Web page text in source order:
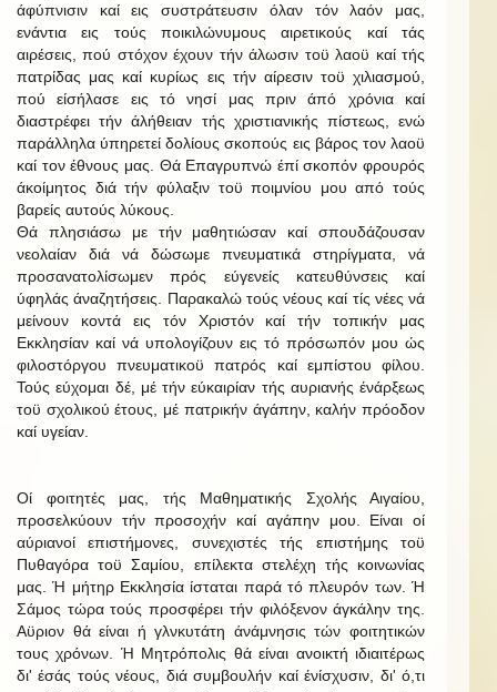
άφύπνισιν καί εις συστράτευσιν όλαν τόν λαόν μας,
ενάντια εις τούς ποικιλώνυμους αιρετικούς καί τάς
αιρέσεις, πού στόχον έχουν τήν άλωσιν τοϋ λαοϋ καί τής
πατρίδας μας καί κυρίως εις τήν αίρεσιν τοϋ χιλιασμού,
πού είσήλασε εις τό νησί μας πριν άπό χρόνια καί
διαστρέφει τήν άλήθειαν τής χριστιανικής πίστεως, ενώ
παράλληλα ύπηρετεί δολίους σκοπούς εις βάρος τον λαοϋ
καί τον έθνους μας. Θά Επαγρυπνώ έπί σκοπόν φρουρός
άκοίμητος διά τήν φύλαξιν τοϋ ποιμνίου μου από τούς
βαρείς αυτούς λύκους.
Θά πλησιάσω με τήν μαθητιώσαν καί σπουδάζουσαν
νεολαίαν διά νά δώσωμε πνευματικά στηρίγματα, νά
προσανατολίσωμεν πρός εύγενείς κατευθύνσεις καί
ύφηλάς άναζητήσεις. Παρακαλώ τούς νέους καί τίς νέες νά
μείνουν κοντά εις τόν Χριστόν καί τήν τοπικήν μας
Εκκλησίαν καί νά υπολογίζουν εις τό πρόσωπόν μου ώς
φιλοστόργου πνευματικοϋ πατρός καί εμπίστου φίλου.
Τούς εύχομαι δέ, μέ τήν εύκαιρίαν τής αυριανής ένάρξεως
τοϋ σχολικού έτους, μέ πατρικήν άγάπην, καλήν πρόοδον
καί υγείαν.
Οί φοιτητές μας, τής Μαθηματικής Σχολής Αιγαίου,
προσελκύουν τήν προσοχήν καί αγάπην μου. Είναι οί
αύριανοί επιστήμονες, συνεχιστές τής επιστήμης τοϋ
Πυθαγόρα τοϋ Σαμίου, επίλεκτα στελέχη τής κοινωνίας
μας. Ή μήτηρ Εκκλησία ίσταται παρά τό πλευρόν των. Ή
Σάμος τώρα τούς προσφέρει τήν φιλόξενον άγκάλην της.
Αϋριον θά είναι ή γλνκυτάτη άνάμνησις τών φοιτητικών
τους χρόνων. Ή Μητρόπολις θά είναι ανοικτή ιδιαιτέρως
δι' έσάς τούς νέους, διά συμβουλήν καί ένίσχυσιν, δι' ό,τι